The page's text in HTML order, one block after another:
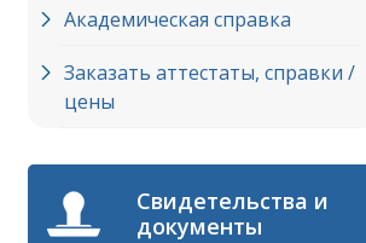
Академическая справка
Заказать аттестаты, справки /
цены
Свидетельства и
документы